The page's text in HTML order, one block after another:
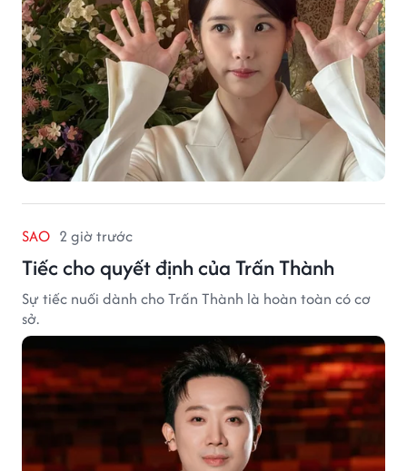
SAO 2 giờ trước
Tiếc cho quyết định của Trấn Thành
Sự tiếc nuối dành cho Trấn Thành là hoàn toàn có cơ
sở.